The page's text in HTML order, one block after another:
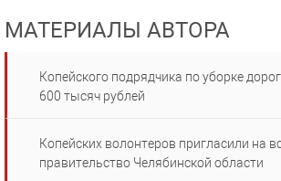
МАТЕРИАЛЫ АВТОРА
Копейского подрядчика по уборке
600 тысяч рублей
Копейских волонтеров пригласили на
правительство Челябинской области